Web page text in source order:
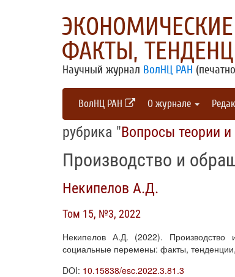
ФАКТЫ,
Научный журнал ВолНЦ РАН
ВолНЦ РАН О журнале
рубрика "Вопросы теории
Производство и
Некипелов А.Д.
Том 15, №3, 2022
Некипелов А.Д. (2022).
социальные перемены: факты,
DOI: 10.15838/esc.2022.3.81.3